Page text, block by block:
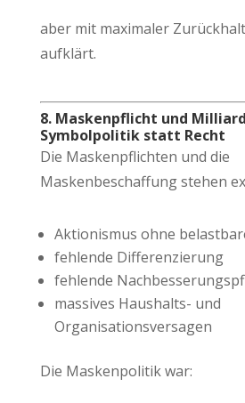
aber mit maximaler
aufklärt.
8. Maskenpflicht und
Symbolpolitik statt Recht
Die Maskenpflichten und die
Maskenbeschaffung stehen
Aktionismus ohne
fehlende Differenzierung
fehlende
massives Haushalts- und
Organisationsversagen
Die Maskenpolitik war: